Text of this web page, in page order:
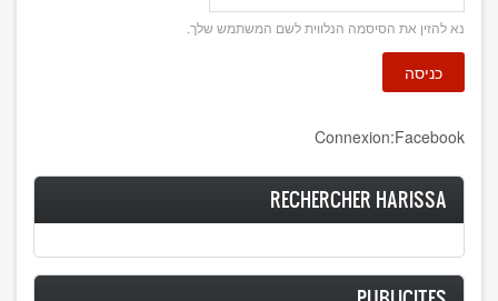
נא להזין את הסיסמה הנלווית לשם המשתמש שלך.
Connexion:Facebook
RECHERCHER HARISSA